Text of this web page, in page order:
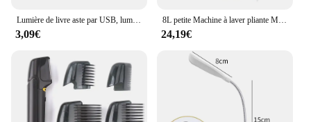
Lumière de livre aste par USB, luminosité réglable pour la protection des yeux, lumière LED à clipser portable pour la lecture dans le lit, la voiture, le signet
3,09€
8L petite Machine à laver pliante Machine à laver Portable Modes automatiques vêtements de blanchisserie seau à linge Machine à laver
24,19€